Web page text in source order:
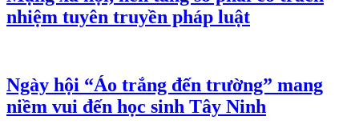
nhiệm tuyên truyền pháp luật
Ngày hội “Áo trắng đến trường” mang
niềm vui đến học sinh Tây Ninh